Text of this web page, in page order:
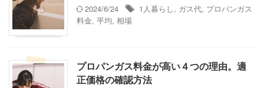
2024/6/24 1人暮らし, ガス代, プロパンガス
料金, 平均, 相場
プロパンガス料金が高い４つの理由。適
正価格の確認方法